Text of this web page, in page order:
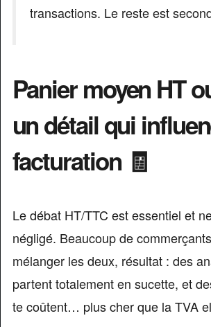
transactions. Le reste est
Panier moyen HT
un détail qui
facturation 🧾
Le débat HT/TTC est essentiel et
négligé. Beaucoup de
mélanger les deux, résultat : des
partent totalement en sucette, et
te coûtent… plus cher que la TVA